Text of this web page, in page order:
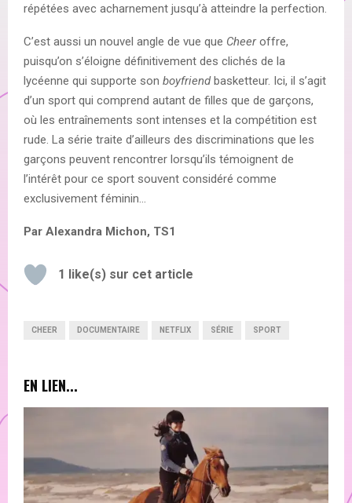
répétées avec acharnement jusqu’à atteindre la perfection.
C’est aussi un nouvel angle de vue que Cheeroffre,
puisqu’on s’éloigne définitivement des clichés de la
lycéenne qui supporte son boyfriendbasketteur. Ici, il s’agit
d’un sport qui comprend autant de filles que de garçons,
où les entraînements sont intenses et la compétition est
rude. La série traite d’ailleurs des discriminations que les
garçons peuvent rencontrer lorsqu’ils témoignent de
l’intérêt pour ce sport souvent considéré comme
exclusivement féminin…
Par Alexandra Michon, TS1
1 like(s) sur cet article
CHEER DOCUMENTAIRE NETFLIX SÉRIE SPORT
EN LIEN...